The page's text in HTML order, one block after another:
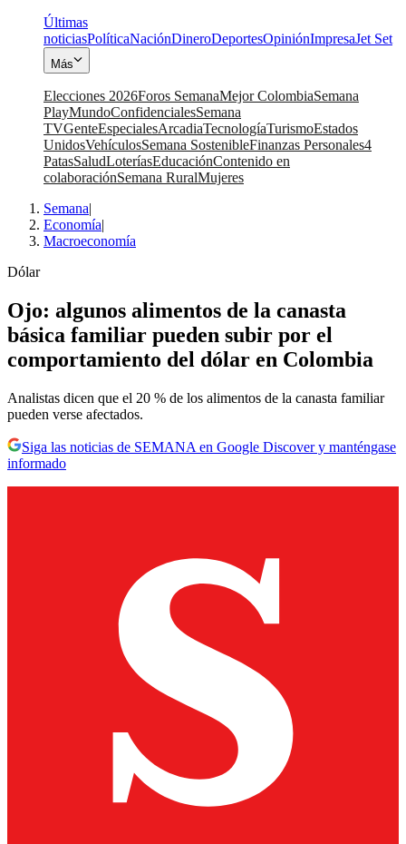
Últimas
noticiasPolíticaNaciónDineroDeportesOpiniónImpresaJet Set
Más
Elecciones 2026Foros SemanaMejor ColombiaSemana
PlayMundoConfidencialesSemana
TVGenteEspecialesArcadiaTecnologíaTurismoEstados
UnidosVehículosSemana SostenibleFinanzas Personales4
PatasSaludLoteríasEducaciónContenido en
colaboraciónSemana RuralMujeres
Semana|
Economía|
Macroeconomía
Dólar
Ojo: algunos alimentos de la canasta
básica familiar pueden subir por el
comportamiento del dólar en Colombia
Analistas dicen que el 20 % de los alimentos de la canasta familiar
pueden verse afectados.
Siga las noticias de SEMANA en Google Discover y manténgase
informado